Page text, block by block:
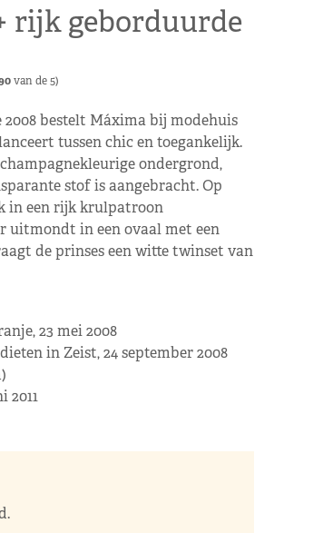
rijk geborduurde
van de 5)
bestelt Máxima bij modehuis
tussen chic en toegankelijk.
ondergrond,
stof is aangebracht. Op
in een rijk krulpatroon
uitmondt in een ovaal met een
de prinses een witte twinset van
23 mei 2008
in Zeist, 24 september 2008
2011